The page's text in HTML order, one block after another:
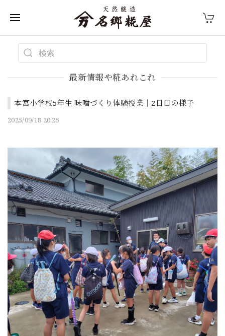
最新情報や糀あれこれ
本宮小学校5年生 味噌づくり体験授業｜2日目の様子
2025/09/18 20:25